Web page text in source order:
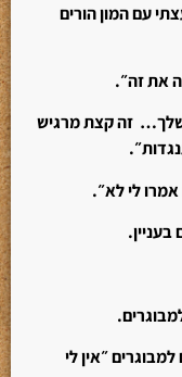
עם המון הורים
את זה״.
שלך… זה קצת מרגיש
לי לא״.
״אין לי